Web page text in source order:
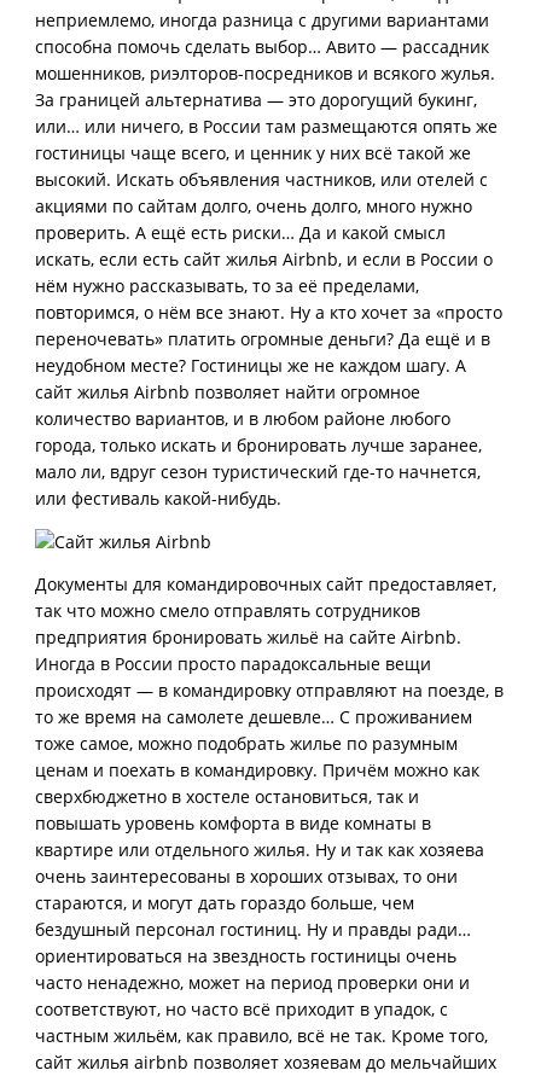
неприемлемо, иногда разница с другими вариантами
способна помочь сделать выбор… Авито — рассадник
мошенников, риэлторов-посредников и всякого жулья.
За границей альтернатива — это дорогущий букинг,
или… или ничего, в России там размещаются опять же
гостиницы чаще всего, и ценник у них всё такой же
высокий. Искать объявления частников, или отелей с
акциями по сайтам долго, очень долго, много нужно
проверить. А ещё есть риски… Да и какой смысл
искать, если есть сайт жилья Airbnb, и если в России о
нём нужно рассказывать, то за её пределами,
повторимся, о нём все знают. Ну а кто хочет за «просто
переночевать» платить огромные деньги? Да ещё и в
неудобном месте? Гостиницы же не каждом шагу. А
сайт жилья Airbnb позволяет найти огромное
количество вариантов, и в любом районе любого
города, только искать и бронировать лучше заранее,
мало ли, вдруг сезон туристический где-то начнется,
или фестиваль какой-нибудь.
Документы для командировочных сайт предоставляет,
так что можно смело отправлять сотрудников
предприятия бронировать жильё на сайте Airbnb.
Иногда в России просто парадоксальные вещи
происходят — в командировку отправляют на поезде, в
то же время на самолете дешевле… С проживанием
тоже самое, можно подобрать жилье по разумным
ценам и поехать в командировку. Причём можно как
сверхбюджетно в хостеле остановиться, так и
повышать уровень комфорта в виде комнаты в
квартире или отдельного жилья. Ну и так как хозяева
очень заинтересованы в хороших отзывах, то они
стараются, и могут дать гораздо больше, чем
бездушный персонал гостиниц. Ну и правды ради…
ориентироваться на звездность гостиницы очень
часто ненадежно, может на период проверки они и
соответствуют, но часто всё приходит в упадок, с
частным жильём, как правило, всё не так. Кроме того,
сайт жилья airbnb позволяет хозяевам до мельчайших